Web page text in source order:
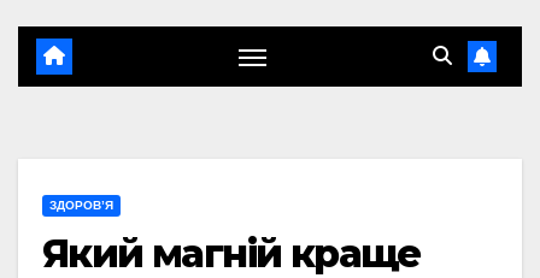
ЗДОРОВ’Я
Який магній краще